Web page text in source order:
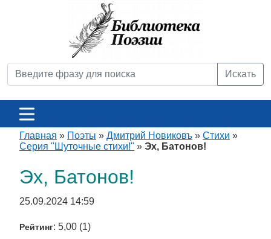
Искать
Главная » Поэты » Дмитрий Новиковъ » Стихи »
Серия "Шуточные стихи!" » Эх, Батонов!
Эх, Батонов!
25.09.2024 14:59
Рейтинг: 5,00 (1)